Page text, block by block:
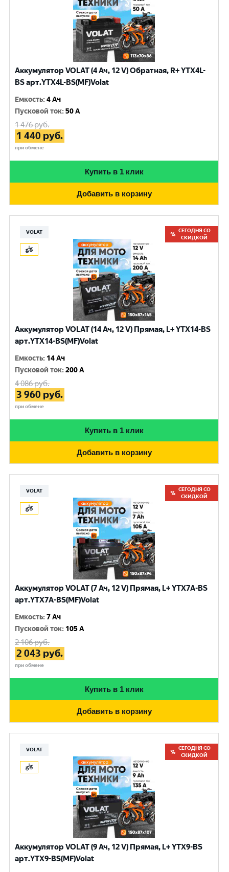
Аккумулятор VOLAT (4 Ач, 12 V) Обратная, R+ YTX4L-
BS арт.YTX4L-BS(MF)Volat
Емкость:4 Ач
Пусковой ток:50 A
1 476руб.
1 440 руб.
при обмене
Купить в 1 клик
Добавить в корзину
VOLAT
СЕГОДНЯ СО
СКИДКОЙ
Аккумулятор VOLAT (14 Ач, 12 V) Прямая, L+ YTX14-BS
арт.YTX14-BS(MF)Volat
Емкость: 14 Ач
Пусковой ток:200 A
4 086руб.
3 960 руб.
при обмене
Купить в 1 клик
Добавить в корзину
VOLAT
СЕГОДНЯ СО
СКИДКОЙ
Аккумулятор VOLAT (7 Ач, 12 V) Прямая, L+ YTX7A-BS
арт.YTX7A-BS(MF)Volat
Емкость:7 Ач
Пусковой ток: 105 A
2 106руб.
2 043 руб.
при обмене
Купить в 1 клик
Добавить в корзину
VOLAT
СЕГОДНЯ СО
СКИДКОЙ
Аккумулятор VOLAT (9 Ач, 12 V) Прямая, L+ YTX9-BS
арт.YTX9-BS(MF)Volat